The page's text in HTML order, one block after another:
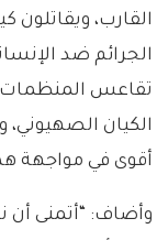
القارب، ويقاتلون
الجرائم ضد
تقاعس المنظمات
الكيان
أقوى في مواجهة
وأضاف: “أتمنى أن